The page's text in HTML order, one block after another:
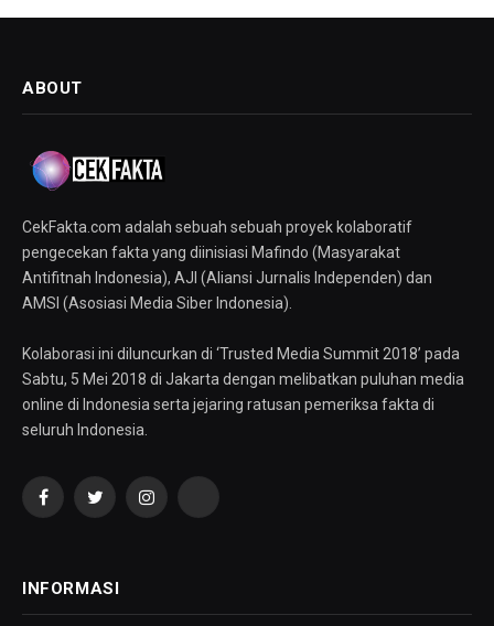
ABOUT
CekFakta.com adalah sebuah sebuah proyek kolaboratif
pengecekan fakta yang diinisiasi Mafindo (Masyarakat
Antifitnah Indonesia), AJI (Aliansi Jurnalis Independen) dan
AMSI (Asosiasi Media Siber Indonesia).
Kolaborasi ini diluncurkan di ‘Trusted Media Summit 2018’ pada
Sabtu, 5 Mei 2018 di Jakarta dengan melibatkan puluhan media
online di Indonesia serta jejaring ratusan pemeriksa fakta di
seluruh Indonesia.
FacebookTwitterInstagramYouTube
INFORMASI